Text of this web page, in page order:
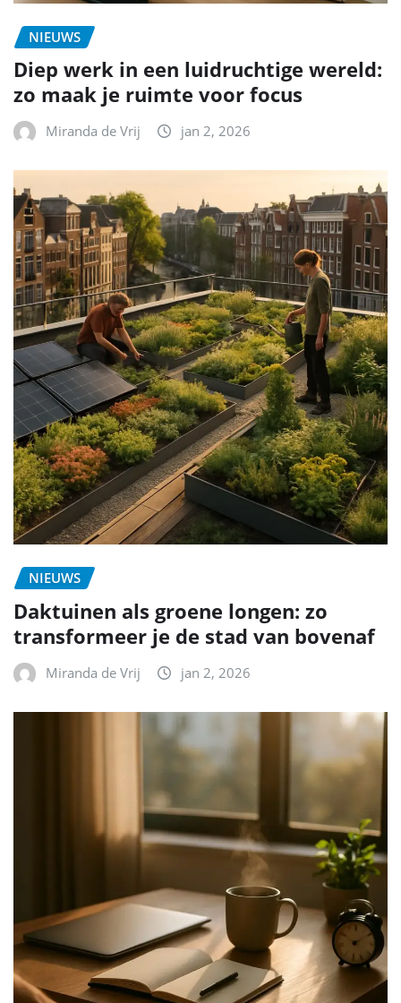
NIEUWS
Diep werk in een luidruchtige wereld:
zo maak je ruimte voor focus
Miranda de Vrij jan 2, 2026
NIEUWS
Daktuinen als groene longen: zo
transformeer je de stad van bovenaf
Miranda de Vrij jan 2, 2026